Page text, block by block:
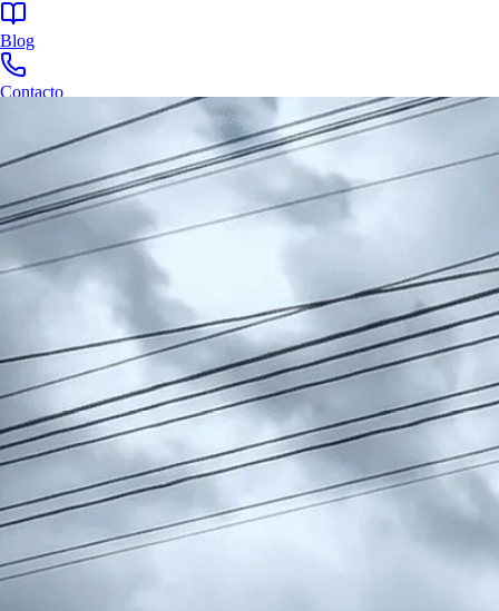
Blog
Contacto
RESERVAR CITA
Revisiones Técnicas Huancayo